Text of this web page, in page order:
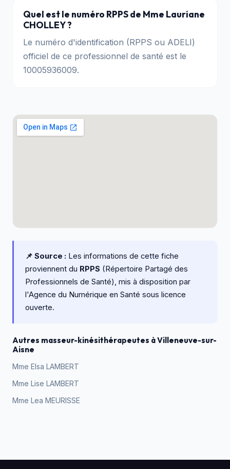
Quel est le numéro RPPS de Mme Lauriane
CHOLLEY ?
Le numéro d'identification (RPPS ou ADELI)
officiel de ce professionnel de santé est le
10005936009.
📌 Source : Les informations de cette fiche
proviennent du RPPS (Répertoire Partagé des
Professionnels de Santé), mis à disposition par
l'Agence du Numérique en Santé sous licence
ouverte.
Autres masseur-kinésithérapeutes à Villeneuve-sur-
Aisne
Mme Elsa LAMBERT
Mme Lise LAMBERT
Mme Lea MEURISSE